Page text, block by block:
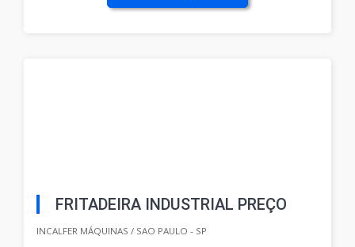
FRITADEIRA INDUSTRIAL PREÇO
INCALFER MÁQUINAS / SAO PAULO - SP